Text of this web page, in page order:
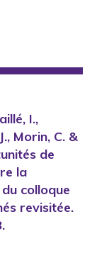
I.,
Morin, C. &
de
la
colloque
revisitée.